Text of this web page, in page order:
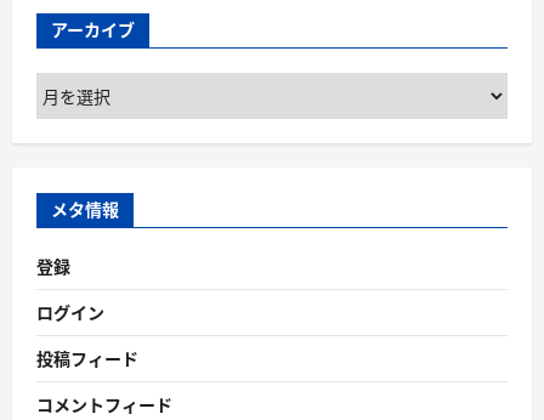
アーカイブ
ア
ー
カ
ブ
メタ情報
登録
ログイン
投稿フィード
コメントフィード